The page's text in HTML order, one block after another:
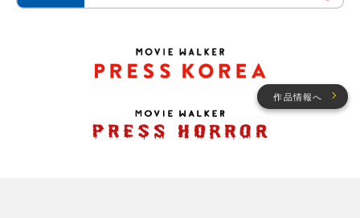
作品情報へ